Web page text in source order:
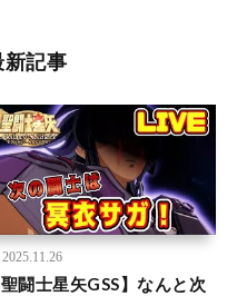
新記事
2025.11.26
聖闘士星矢GSS】なんと次